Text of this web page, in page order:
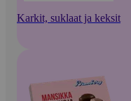
Karkit, suklaat ja keksit